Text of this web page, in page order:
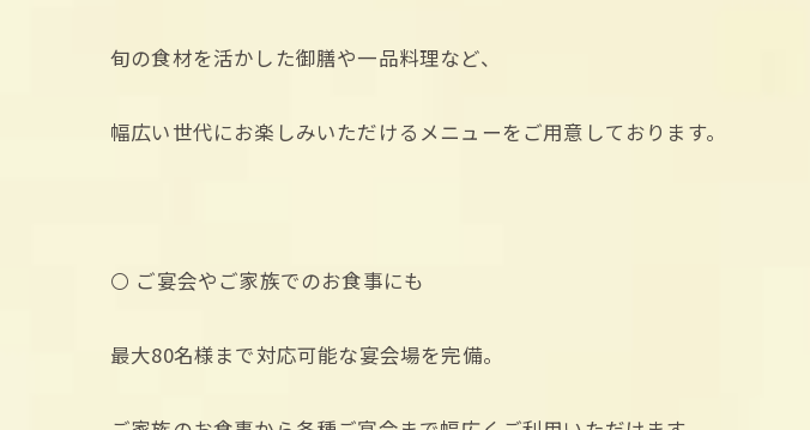
旬の食材を活かした御膳や一品料理など、
幅広い世代にお楽しみいただけるメニューをご用意しております。
⚪️ ご宴会やご家族でのお食事にも
最大80名様まで対応可能な宴会場を完備。